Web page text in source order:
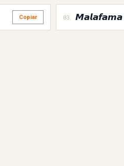
Copiar 03 𝙈𝙖𝙡𝙖𝙛𝙖𝙢𝙖